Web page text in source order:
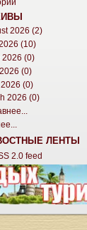
2026 (2)
(10)
2026 (0)
(0)
(0)
2026 (0)
ЛЕНТЫ
2.0 feed